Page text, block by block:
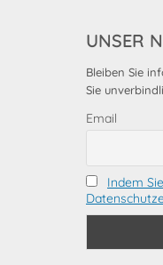
UNSER
Bleiben Sie
Sie
Email
Indem